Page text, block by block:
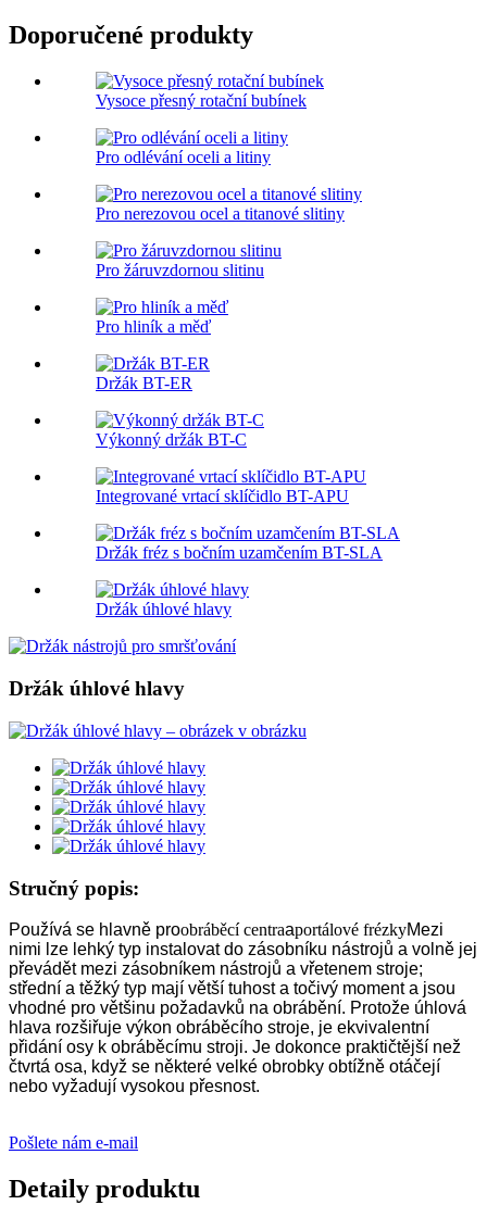
Doporučené produkty
Vysoce přesný rotační bubínek
Pro odlévání oceli a litiny
Pro nerezovou ocel a titanové slitiny
Pro žáruvzdornou slitinu
Pro hliník a měď
Držák BT-ER
Výkonný držák BT-C
Integrované vrtací sklíčidlo BT-APU
Držák fréz s bočním uzamčením BT-SLA
Držák úhlové hlavy
Držák úhlové hlavy
Stručný popis:
Používá se hlavně proobráběcí centraaportálové frézkyMezi
nimi lze lehký typ instalovat do zásobníku nástrojů a volně jej
převádět mezi zásobníkem nástrojů a vřetenem stroje;
střední a těžký typ mají větší tuhost a točivý moment a jsou
vhodné pro většinu požadavků na obrábění. Protože úhlová
hlava rozšiřuje výkon obráběcího stroje, je ekvivalentní
přidání osy k obráběcímu stroji. Je dokonce praktičtější než
čtvrtá osa, když se některé velké obrobky obtížně otáčejí
nebo vyžadují vysokou přesnost.
Pošlete nám e-mail
Detaily produktu